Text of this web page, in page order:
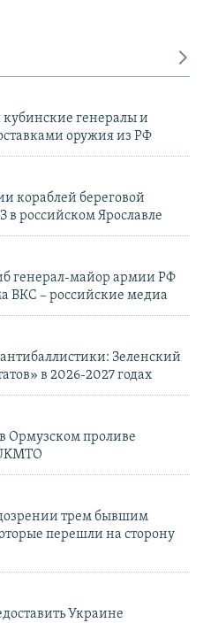
генералы и
оружия из РФ
кораблей береговой
российском Ярославле
генерал-майор армии РФ
ВКС – российские медиа
Зеленский
в 2026-2027 годах
Ормузском проливе
трем бывшим
перешли на сторону
Украине